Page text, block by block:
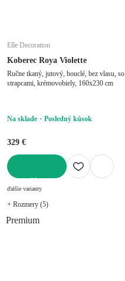
Elle Decoration
Koberec Roya Violette
Ručne tkaný, jutový, bouclé, bez vlasu, so
strapcami, krémovobiely, 160x230 cm
Na sklade Posledný kúsok
329 €
ďalšie varianty
+ Rozmery (5)
Premium